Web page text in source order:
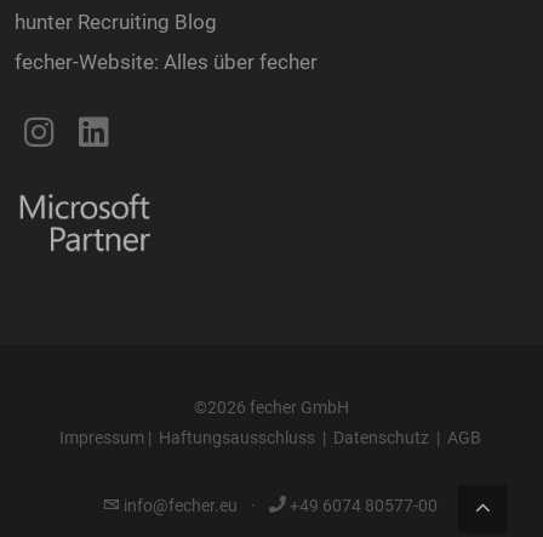
hunter Recruiting Blog
fecher-Website: Alles über fecher
©2026 fecher GmbH
Impressum | Haftungsausschluss | Datenschutz | AGB
info@fecher.eu · +49 6074 80577-00